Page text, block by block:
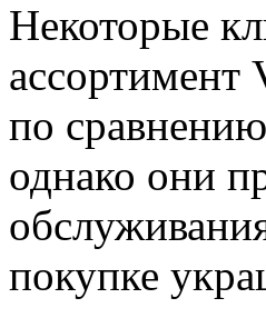
Некоторые
ассортимент
по
однако они
покупке